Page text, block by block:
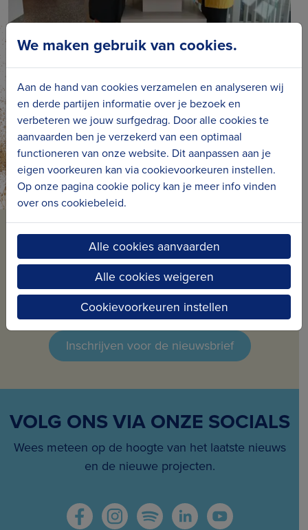
Verhalenhoekje 'In zee met
jobstudenten'
BLIJF OP DE HOOGTE VAN
ONS NIEUWS
Schrijf je in voor onze nieuwsbrief en ontvang
maandelijks nieuws en projecten in jouw mailbox.
Inschrijven voor de nieuwsbrief
VOLG ONS VIA ONZE SOCIALS
Wees meteen op de hoogte van het laatste nieuws
en de nieuwe projecten.
We maken gebruik van cookies.
Aan de hand van cookies verzamelen en analyseren wij
en derde partijen informatie over je bezoek en
verbeteren we jouw surfgedrag. Door alle cookies te
aanvaarden ben je verzekerd van een optimaal
functioneren van onze website. Dit aanpassen aan je
eigen voorkeuren kan via cookievoorkeuren instellen.
Op onze pagina cookie policy kan je meer info vinden
over ons cookiebeleid.
Alle cookies aanvaarden
Alle cookies weigeren
Cookievoorkeuren instellen